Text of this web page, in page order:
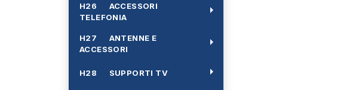
H26 ACCESSORI
TELEFONIA
arrow_right
H27 ANTENNE E
ACCESSORI
arrow_right
H28 SUPPORTI TV arrow_right